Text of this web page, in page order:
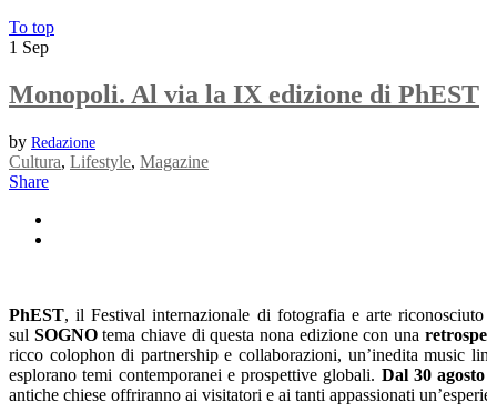
To top
1 Sep
Monopoli. Al via la IX edizione di PhEST
by Redazione
Cultura, Lifestyle, Magazine
Share
PhEST, il Festival internazionale di fotografia e arte
sul SOGNOtema chiave di questa nona edizione con una
ricco colophon di partnership e collaborazioni, un’inedita music
esplorano temi contemporanei e prospettive globali. Dal 30
antiche chiese offriranno ai visitatori e ai tanti appassionati